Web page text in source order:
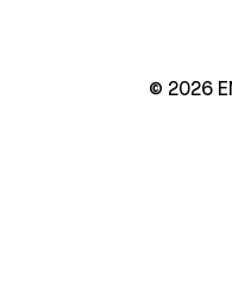
© 2026